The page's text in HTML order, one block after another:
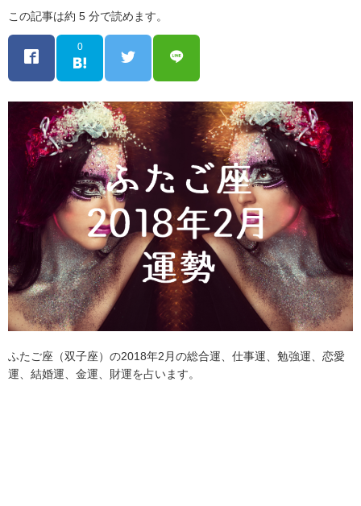
この記事は約 5 分で読めます。
0
ふたご座（双子座）の2018年2月の総合運、仕事運、勉強運、恋愛
運、結婚運、金運、財運を占います。